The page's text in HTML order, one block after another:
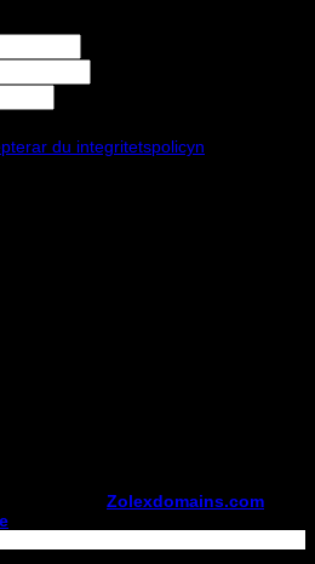
du integritetspolicyn
Zolexdomains.com